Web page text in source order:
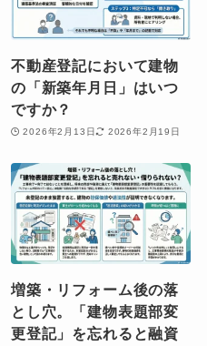
不動産登記において建物
の「新築年月日」はいつ
ですか？
2026年2月13日 2026年2月19日
増築・リフォーム後の落
とし穴。「建物表題部変
更登記」を忘れると融資